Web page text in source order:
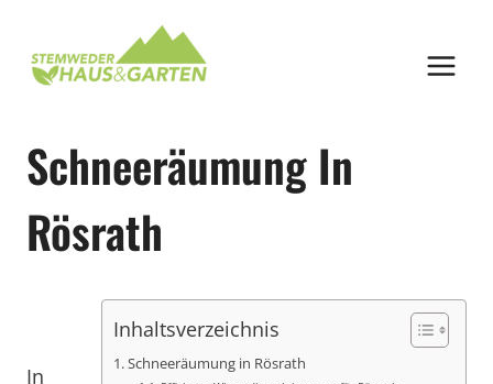
springen
Schneeräumung In
Rösrath
Inhaltsverzeichnis
Schneeräumung in Rösrath
In